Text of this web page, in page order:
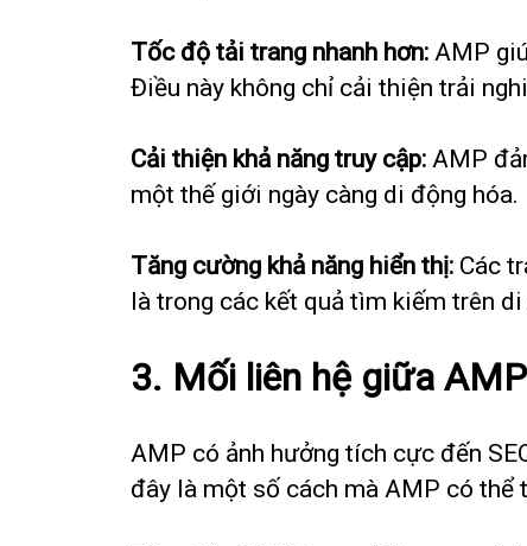
Tốc độ tải trang nhanh hơn: AMP
Điều này không chỉ cải thiện trải
Cải thiện khả năng truy cập: AMP
một thế giới ngày càng di động hóa.
Tăng cường khả năng hiển thị: Các
là trong các kết quả tìm kiếm trên di
3. Mối liên hệ giữa
AMP có ảnh hưởng tích cực đến
đây là một số cách mà AMP có thể